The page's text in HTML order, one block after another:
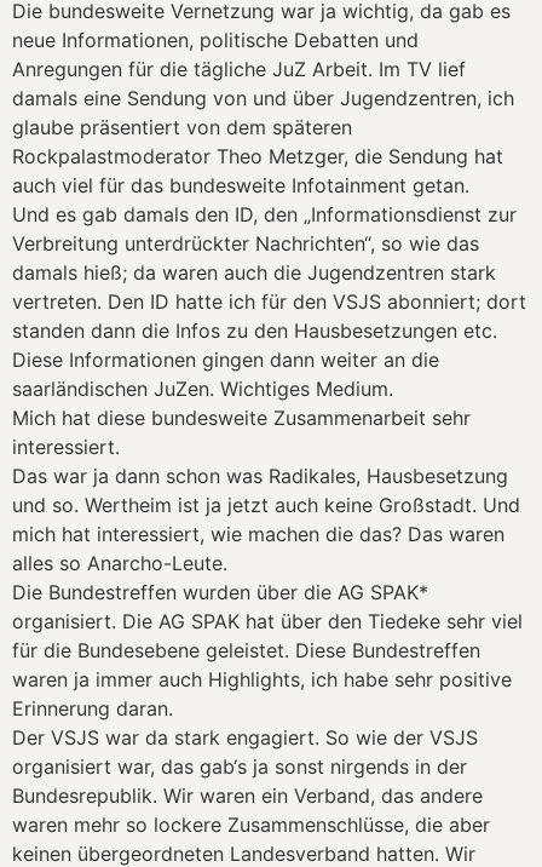
Die bundesweite Vernetzung war ja wichtig, da gab es
neue Informationen, politische Debatten und
Anregungen für die tägliche JuZ Arbeit. Im TV lief
damals eine Sendung von und über Jugendzentren, ich
glaube präsentiert von dem späteren
Rockpalastmoderator Theo Metzger, die Sendung hat
auch viel für das bundesweite Infotainment getan.
Und es gab damals den ID, den „Informationsdienst zur
Verbreitung unterdrückter Nachrichten“, so wie das
damals hieß; da waren auch die Jugendzentren stark
vertreten. Den ID hatte ich für den VSJS abonniert; dort
standen dann die Infos zu den Hausbesetzungen etc.
Diese Informationen gingen dann weiter an die
saarländischen JuZen. Wichtiges Medium.
Mich hat diese bundesweite Zusammenarbeit sehr
interessiert.
Das war ja dann schon was Radikales, Hausbesetzung
und so. Wertheim ist ja jetzt auch keine Großstadt. Und
mich hat interessiert, wie machen die das? Das waren
alles so Anarcho-Leute.
Die Bundestreffen wurden über die AG SPAK*
organisiert. Die AG SPAK hat über den Tiedeke sehr viel
für die Bundesebene geleistet. Diese Bundestreffen
waren ja immer auch Highlights, ich habe sehr positive
Erinnerung daran.
Der VSJS war da stark engagiert. So wie der VSJS
organisiert war, das gab‘s ja sonst nirgends in der
Bundesrepublik. Wir waren ein Verband, das andere
waren mehr so lockere Zusammenschlüsse, die aber
keinen übergeordneten Landesverband hatten. Wir